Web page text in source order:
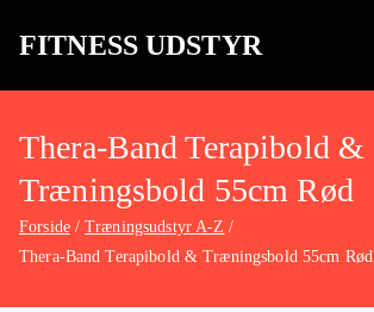
FITNESS UDSTYR
Thera-Band Terapibold &
Træningsbold 55cm Rød
Forside
Træningsudstyr A-Z
Thera-Band Terapibold & Træningsbold 55cm Rød